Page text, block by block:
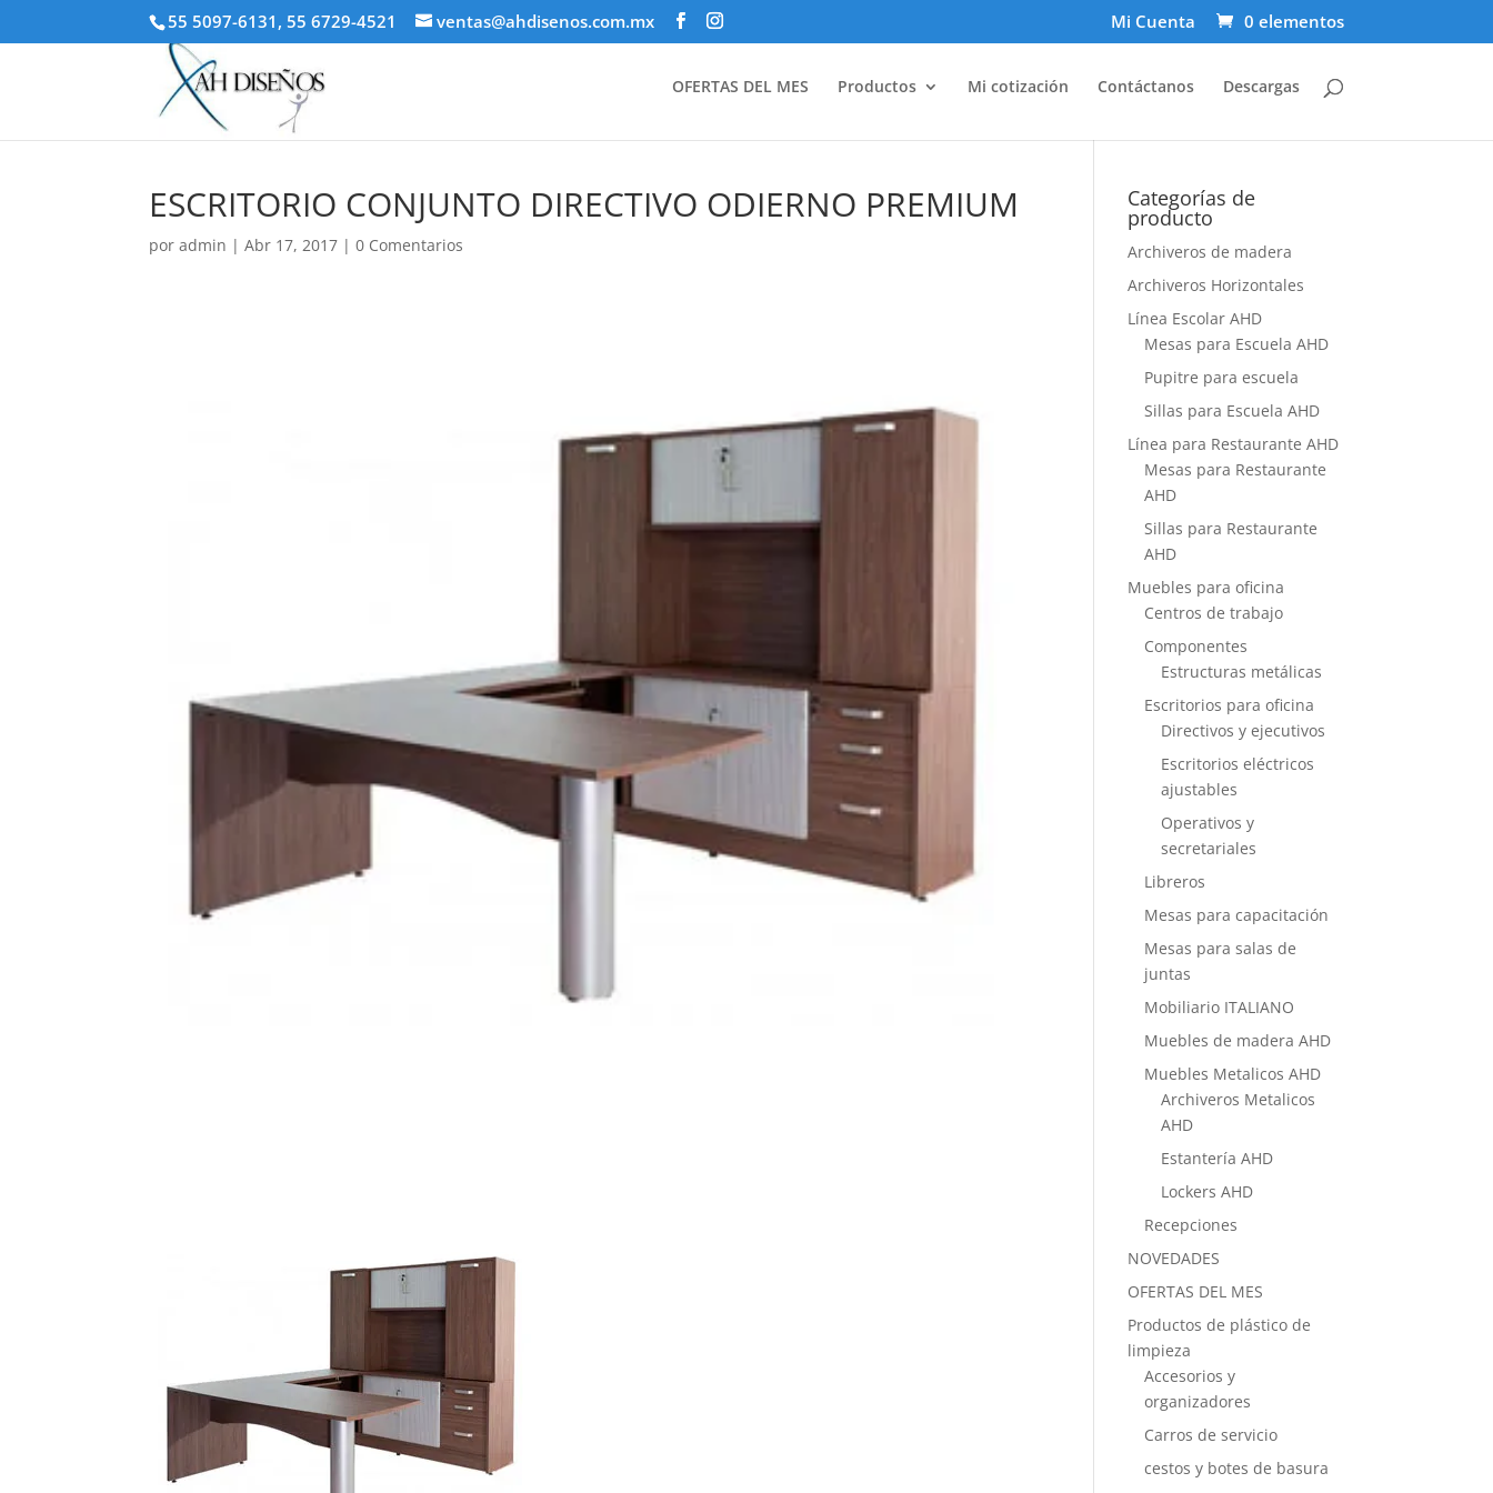
55 5097-6131, 55 6729-4521 ventas@ahdisenos.com.mx Mi Cuenta 0 elementos
OFERTAS DEL MES Productos Mi cotización Contáctanos Descargas
ESCRITORIO CONJUNTO DIRECTIVO ODIERNO PREMIUM
poradmin |Abr 17, 2017 |0 Comentarios
Categorías de
producto
Archiveros de madera
Archiveros Horizontales
Línea Escolar AHD
Mesas para Escuela AHD
Pupitre para escuela
Sillas para Escuela AHD
Línea para Restaurante AHD
Mesas para Restaurante
AHD
Sillas para Restaurante
AHD
Muebles para oficina
Centros de trabajo
Componentes
Estructuras metálicas
Escritorios para oficina
Directivos y ejecutivos
Escritorios eléctricos
ajustables
Operativos y
secretariales
Libreros
Mesas para capacitación
Mesas para salas de
juntas
Mobiliario ITALIANO
Muebles de madera AHD
Muebles Metalicos AHD
Archiveros Metalicos
AHD
Estantería AHD
Lockers AHD
Recepciones
NOVEDADES
OFERTAS DEL MES
Productos de plástico de
limpieza
Accesorios y
organizadores
Carros de servicio
cestos y botes de basura